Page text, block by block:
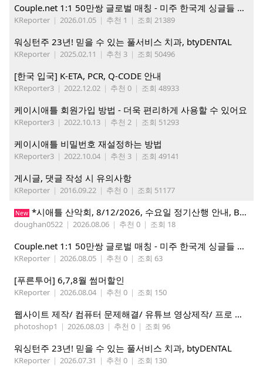
Couple.net 1:1 50만쌍 글로벌 매칭 - 미주 한국계 싱글들 모이세요
KReporter | 2026.01.05 | 추천 1 | 조회 21389
워싱턴주 23년! 믿을 수 있는 풀서비스 치과, btyDENTAL
KReporter | 2025.02.11 | 추천 3 | 조회 50496
[한국 입국] K-ETA, PCR, Q-CODE 안내
KReporter3 | 2022.12.02 | 추천 0 | 조회 48933
케이시애틀 회원가입 방법 - 더욱 편리하게 사용할 수 있어요
KReporter3 | 2022.10.13 | 추천 2 | 조회 51293
케이시애틀 비밀번호 재설정하는 방법
KReporter3 | 2022.10.04 | 추천 3 | 조회 49141
게시글, 댓글 작성 시 유의사항
KReporter | 2016.09.22 | 추천 0 | 조회 51177
New *시애틀 산악회, 8/12/2026, 수요일 정기산행 안내, Beckler Peak*
doughan0522 | 2026.08.06 | 추천 0 | 조회 18
Couple.net 1:1 50만쌍 글로벌 매칭 - 미주 한국계 싱글들 모이세요
KReporter | 2026.08.05 | 추천 0 | 조회 63
[푸른투어] 6,7,8월 썸머할인
KReporter | 2026.08.04 | 추천 0 | 조회 150
웹사이트 제작/ 컴퓨터 문제해결/ 유튜브 영상제작/ 프로 사진촬영
photoshop1 | 2026.08.03 | 추천 0 | 조회 96
워싱턴주 23년! 믿을 수 있는 풀서비스 치과, btyDENTAL
KReporter | 2026.07.31 | 추천 0 | 조회 130